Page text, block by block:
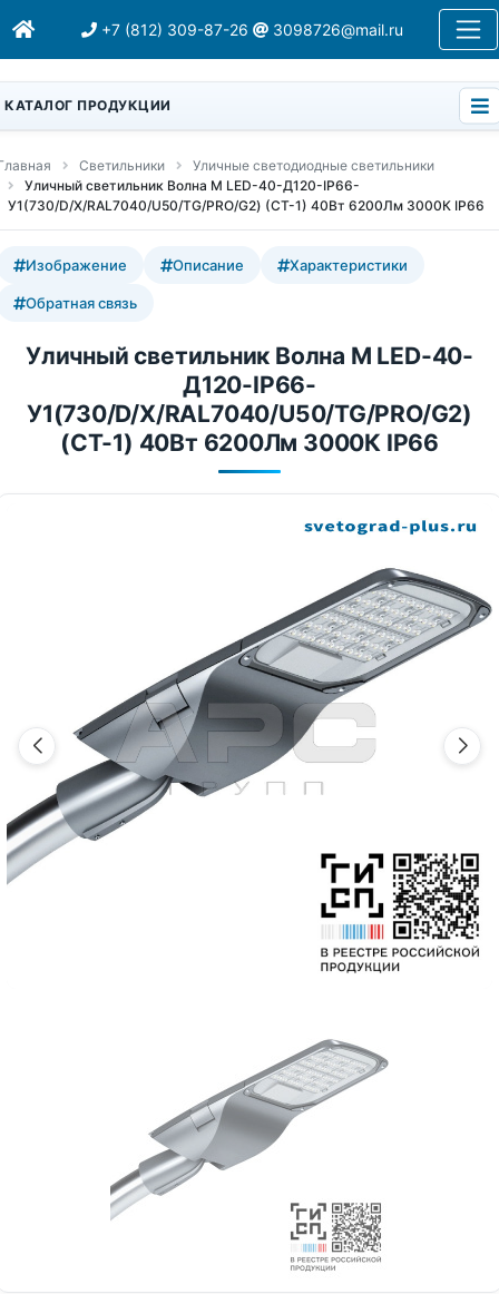
+7 (812) 309-87-26 3098726@mail.ru
КАТАЛОГ ПРОДУКЦИИ
Светильники
Уличные светодиодные светильники
Уличный светильник Волна M LED-40-Д120-IP66-
У1(730/D/X/RAL7040/U50/TG/PRO/G2) (СТ-1) 40Вт 6200Лм 3000К IP66
Изображение Описание Характеристики
Обратная связь
Уличный светильник Волна M LED-40-
Д120-IP66-
У1(730/D/X/RAL7040/U50/TG/PRO/G2)
(СТ-1) 40Вт 6200Лм 3000К IP66